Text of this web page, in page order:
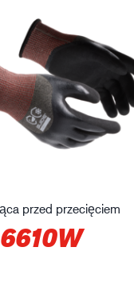
przed przecięciem